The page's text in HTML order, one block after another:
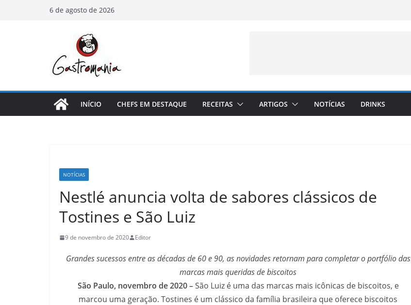
6 de agosto de 2026
INÍCIO CHEFS EM DESTAQUE RECEITAS ARTIGOS NOTÍCIAS DRINKS
NOTÍCIAS
Nestlé anuncia volta de sabores clássicos de
Tostines e São Luiz
9 de novembro de 2020 Editor
Grandes sucessos entre as décadas de 60 e 90, as novidades retornam para completar o portfólio das
marcas mais queridas de biscoitos
São Paulo, novembro de 2020 –São Luiz é uma das marcas mais icônicas de biscoitos, e
marcou uma geração. Tostines é um clássico da família brasileira que oferece biscoitos